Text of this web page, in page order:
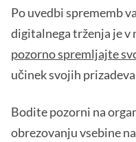
Po uvedbi sprememb
digitalnega trženja je
pozorno spremljajte
učinek svojih
Bodite pozorni na
obrezovanju vsebine